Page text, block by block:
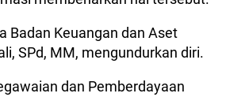
Badan Keuangan dan Aset
SPd, MM, mengundurkan diri.
dan Pemberdayaan